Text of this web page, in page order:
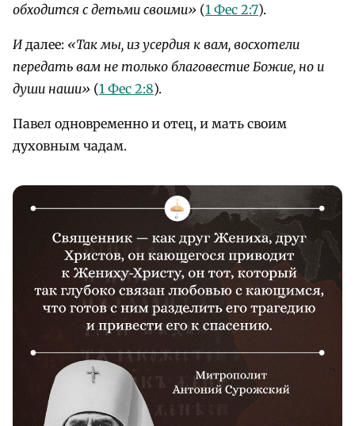
обходится с детьми своими» (1 Фес 2:7).
Идалее: «Так мы, из усердия к вам, восхотели
передать вам не только благовестие Божие, но и
души наши» (1 Фес 2:8).
Павел одновременно и отец, и мать своим
духовным чадам.